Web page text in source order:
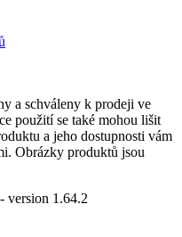
a schváleny k prodeji ve
použití se také mohou lišit
a jeho dostupnosti vám
Obrázky produktů jsou
- version 1.64.2